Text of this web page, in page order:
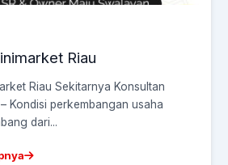
Riau
Riau Sekitarnya Konsultan
Kondisi perkembangan usaha
dari...